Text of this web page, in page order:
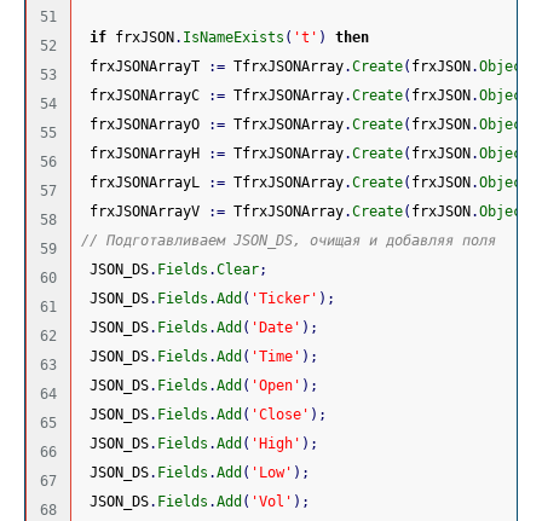
51
52
53
54
55
56
57
58
59
60
61
62
63
64
65
66
67
68
if frxJSON . IsNameExists ( 't' )
then
frxJSONArrayT
:= TfrxJSONArray.Create( frxJSON .
frxJSONArrayC
:= TfrxJSONArray.Create( frxJSON .
frxJSONArrayO
:= TfrxJSONArray.Create( frxJSON .
frxJSONArrayH
:= TfrxJSONArray.Create( frxJSON .
frxJSONArrayL
:= TfrxJSONArray.Create( frxJSON .
frxJSONArrayV
:= TfrxJSONArray.Create( frxJSON .
// Подготавливаем JSON_DS, очищая и добавляя поля
JSON_DS. Fields .Clear;
JSON_DS. Fields .Add ( 'Ticker' ) ;
JSON_DS. Fields .Add ( 'Date' ) ;
JSON_DS. Fields .Add ( 'Time' ) ;
JSON_DS. Fields .Add ( 'Open' ) ;
JSON_DS. Fields .Add ( 'Close' ) ;
JSON_DS. Fields .Add ( 'High' ) ;
JSON_DS. Fields .Add ( 'Low' ) ;
JSON_DS. Fields .Add ( 'Vol' ) ;